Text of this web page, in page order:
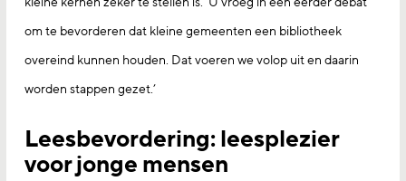
om te bevorderen dat kleine gemeenten een bibliotheek
overeind kunnen houden. Dat voeren we volop uit en daarin
worden stappen gezet.’
Leesbevordering: leesplezier
voor jonge mensen